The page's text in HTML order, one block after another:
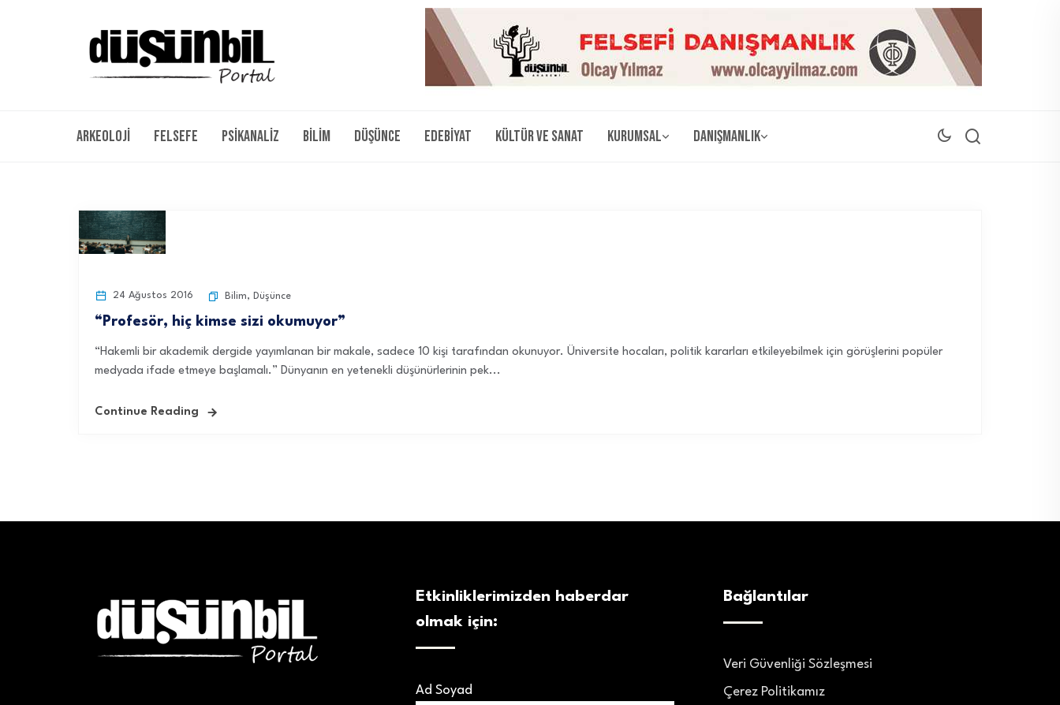
Arkeoloji Felsefe Psikanaliz Bilim Düşünce Edebiyat Kültür ve Sanat Kurumsal Danışmanlık
24 Ağustos 2016 Bilim, Düşünce
“Profesör, hiç kimse sizi okumuyor”
“Hakemli bir akademik dergide yayımlanan bir makale, sadece 10 kişi tarafından okunuyor. Üniversite hocaları, politik kararları etkileyebilmek için görüşlerini popüler
medyada ifade etmeye başlamalı.” Dünyanın en yetenekli düşünürlerinin pek...
Continue Reading
Etkinliklerimizden haberdar
olmak için:
Ad Soyad
Bağlantılar
Veri Güvenliği Sözleşmesi
Çerez Politikamız